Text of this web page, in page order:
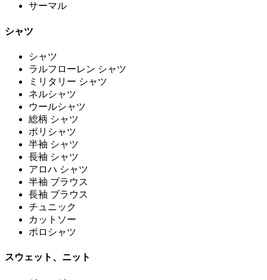
サーマル
シャツ
シャツ
ラルフローレン シャツ
ミリタリー シャツ
ネルシャツ
ウールシャツ
総柄 シャツ
ポリシャツ
半袖 シャツ
長袖 シャツ
アロハ シャツ
半袖 ブラウス
長袖 ブラウス
チュニック
カットソー
ポロシャツ
スウェット、ニット